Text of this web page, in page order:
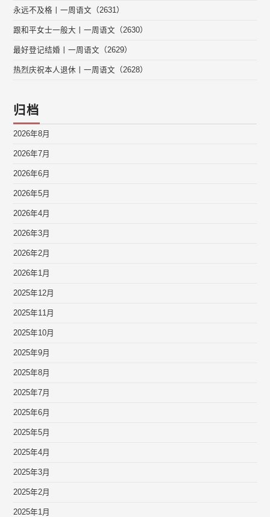
永远不及格丨一周语文（2631）
跟和平女士一般大丨一周语文（2630）
最好登记结婚丨一周语文（2629）
热烈庆祝本人退休丨一周语文（2628）
归档
2026年8月
2026年7月
2026年6月
2026年5月
2026年4月
2026年3月
2026年2月
2026年1月
2025年12月
2025年11月
2025年10月
2025年9月
2025年8月
2025年7月
2025年6月
2025年5月
2025年4月
2025年3月
2025年2月
2025年1月